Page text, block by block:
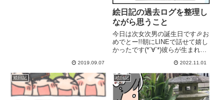
2019.09.07
絵日記の過去ログを整理し
ながら思うこと
今日は次女次男の誕生日です🎉お
めでとー!!朝にLINEで話せて嬉し
かったです(*´∀`*)彼らが生まれた
来を生きていますが、それもまた
楽しく幸せなこと✨
2022.11.01
絵日記 絵日記